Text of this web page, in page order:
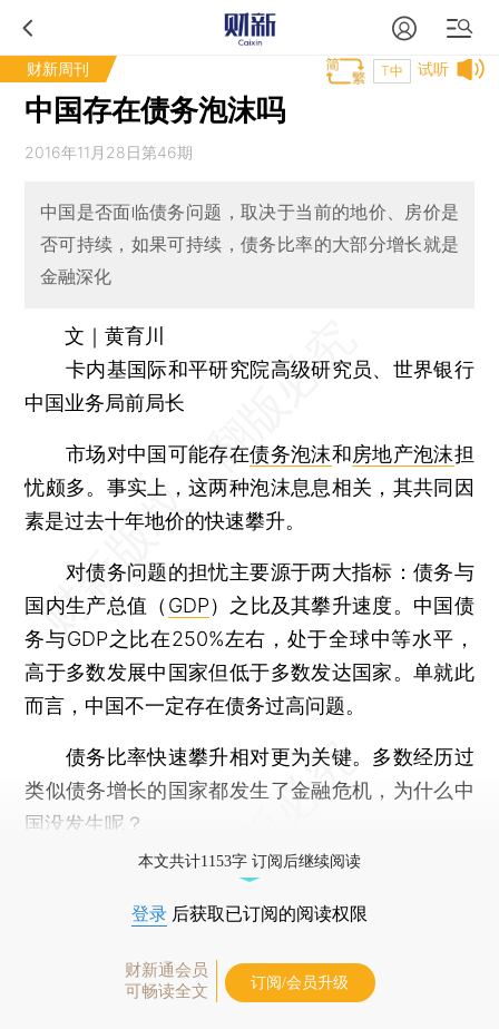
财新周刊 试听
T中
中国存在债务泡沫吗
2016年11月28日第46期
中国是否面临债务问题，取决于当前的地价、房价是
否可持续，如果可持续，债务比率的大部分增长就是
金融深化
文｜黄育川
卡内基国际和平研究院高级研究员、世界银行
中国业务局前局长
市场对中国可能存在债务泡沫和房地产泡沫担
忧颇多。事实上，这两种泡沫息息相关，其共同因
素是过去十年地价的快速攀升。
对债务问题的担忧主要源于两大指标：债务与
国内生产总值（ GDP）之比及其攀升速度。中国债
务与GDP之比在250%左右，处于全球中等水平，
高于多数发展中国家但低于多数发达国家。单就此
而言，中国不一定存在债务过高问题。
债务比率快速攀升相对更为关键。多数经历过
类似债务增长的国家都发生了金融危机，为什么中
国没发生呢？
本文共计1153字 订阅后继续阅读
登录 后获取已订阅的阅读权限
财新通会员
可畅读全文
订阅/会员升级